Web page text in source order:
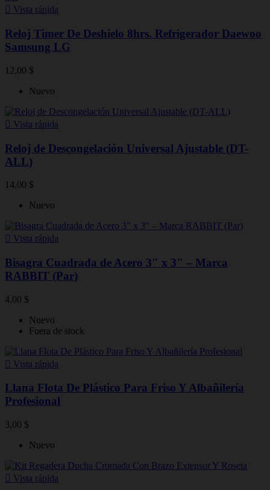
 Vista rápida
Reloj Timer De Deshielo 8hrs. Refrigerador Daewoo
Samsung LG
12,00 $
Nuevo
 Vista rápida
Reloj de Descongelación Universal Ajustable (DT-
ALL)
14,00 $
Nuevo
 Vista rápida
Bisagra Cuadrada de Acero 3" x 3" – Marca
RABBIT (Par)
4,00 $
Nuevo
Fuera de stock
 Vista rápida
Llana Flota De Plástico Para Friso Y Albañilería
Profesional
3,00 $
Nuevo
 Vista rápida